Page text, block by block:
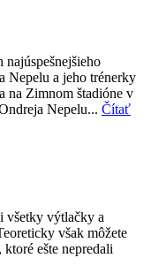
Nepelu a jeho trénerky
na Zimnom štadióne v
Nepelu... Čítať
všetky výtlačky a
však môžete
ešte nepredali